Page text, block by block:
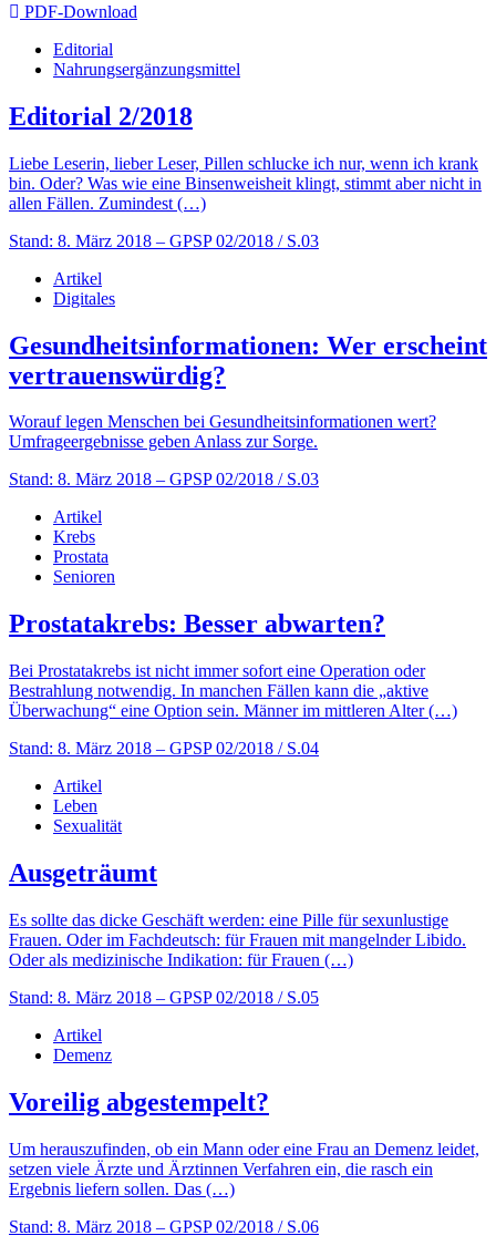
PDF-Download
Editorial
Nahrungsergänzungsmittel
Editorial 2/2018
Liebe Leserin, lieber Leser, Pillen schlucke ich nur, wenn ich krank
bin. Oder? Was wie eine Binsenweisheit klingt, stimmt aber nicht in
allen Fällen. Zumindest (…)
Stand: 8. März 2018 – GPSP 02/2018 / S.03
Artikel
Digitales
Gesundheitsinformationen: Wer erscheint
vertrauenswürdig?
Worauf legen Menschen bei Gesundheitsinformationen wert?
Umfrageergebnisse geben Anlass zur Sorge.
Stand: 8. März 2018 – GPSP 02/2018 / S.03
Artikel
Krebs
Prostata
Senioren
Prostatakrebs: Besser abwarten?
Bei Prostatakrebs ist nicht immer sofort eine Operation oder
Bestrahlung notwendig. In manchen Fällen kann die „aktive
Überwachung“ eine Option sein. Männer im mittleren Alter (…)
Stand: 8. März 2018 – GPSP 02/2018 / S.04
Artikel
Leben
Sexualität
Ausgeträumt
Es sollte das dicke Geschäft werden: eine Pille für sexunlustige
Frauen. Oder im Fachdeutsch: für Frauen mit mangelnder Libido.
Oder als medizinische Indikation: für Frauen (…)
Stand: 8. März 2018 – GPSP 02/2018 / S.05
Artikel
Demenz
Voreilig abgestempelt?
Um herauszufinden, ob ein Mann oder eine Frau an Demenz leidet,
setzen viele Ärzte und Ärztinnen Verfahren ein, die rasch ein
Ergebnis liefern sollen. Das (…)
Stand: 8. März 2018 – GPSP 02/2018 / S.06